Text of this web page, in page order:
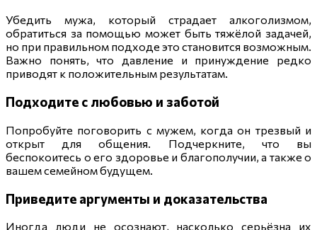
Убедить мужа, который страдает алкоголизмом,
обратиться за помощью может быть тяжёлой задачей,
но при правильном подходе это становится возможным.
Важно понять, что давление и принуждение редко
приводят к положительным результатам.
Подходите с любовью и заботой
Попробуйте поговорить с мужем, когда он трезвый и
открыт для общения. Подчеркните, что вы
беспокоитесь о его здоровье и благополучии, а также о
вашем семейном будущем.
Приведите аргументы и доказательства
Иногда люди не осознают, насколько серьёзна их